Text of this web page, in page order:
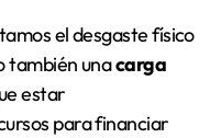
el desgaste físico
también unacarga
estar
para financiar